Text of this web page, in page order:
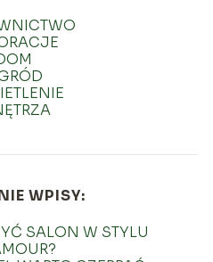
WPISY:
SALON W STYLU